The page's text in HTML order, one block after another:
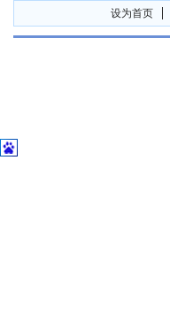
设为首页